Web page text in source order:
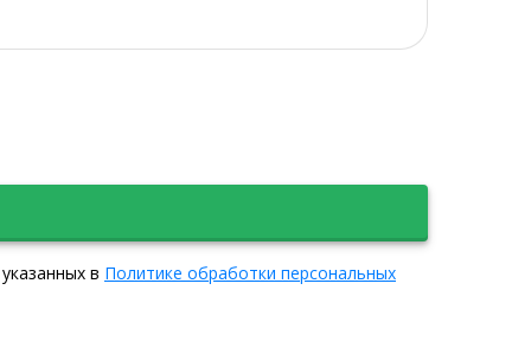
в Политике обработки персональных